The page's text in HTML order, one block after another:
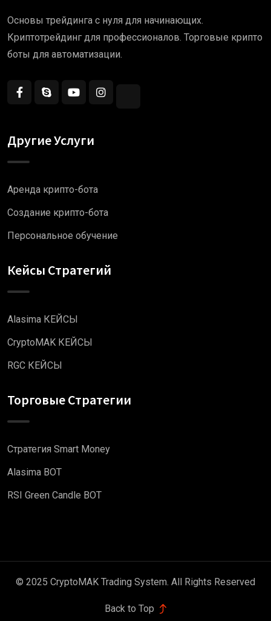
Основы трейдинга с нуля для начинающих.
Криптотрейдинг для профессионалов. Торговые крипто
боты для автоматизации.
Другие Услуги
Аренда крипто-бота
Создание крипто-бота
Персональное обучение
Кейсы Стратегий
Alasima КЕЙСЫ
CryptoMAK КЕЙСЫ
RGC КЕЙСЫ
Торговые Стратегии
Стратегия Smart Money
Alasima BOT
RSI Green Candle BOT
© 2025 CryptoMAK Trading System. All Rights Reserved
Back to Top